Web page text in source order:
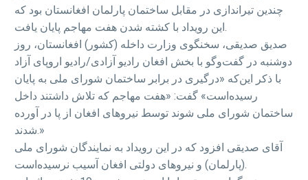
چندین تیراندازی در مقابل ساختمان پارلمان افغانستان بود که
این رویداد با کشته شدن هفت مهاجم پایان یافت.
صدیق صدیقی، سخنگوی وزارت داخله (کشور) افغانستان، روز
دوشنبه در گفت‌وگو با بخش افغان رادیو آزادی/رادیو اروپای آزاد
با ذکر این‌که «درگیری در برابر ساختمان شورای ملی به پایان
رسیده‌است» گفت: «هفت مهاجم که تلاش داشتند داخل
ساختمان شورای ملی شوند توسط نیروهای افغان از پا در آورده
شدند.»
آقای صدیقی افزود که در این رویداد به نمایندگان شورای ملی
(پارلمان) و نیروهای دولتی افغان آسیب نرسیده‌است.